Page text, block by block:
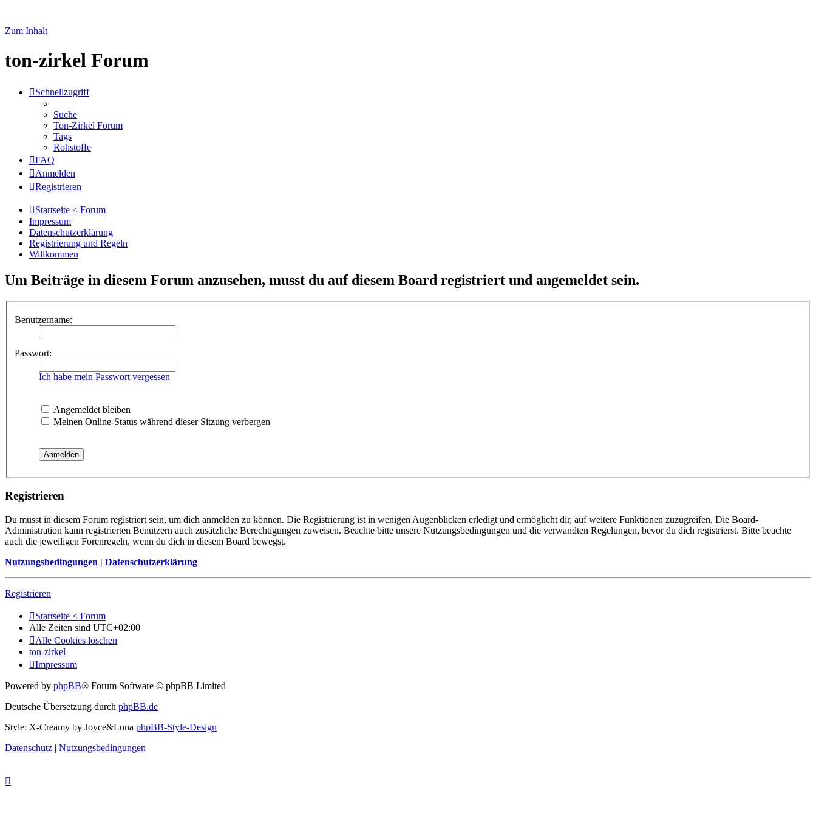
Zum Inhalt
ton-zirkel Forum
Schnellzugriff
Suche
Ton-Zirkel Forum
Tags
Rohstoffe
FAQ
Anmelden
Registrieren
Startseite < Forum
Impressum
Datenschutzerklärung
Registrierung und Regeln
Willkommen
Um Beiträge in diesem Forum anzusehen, musst du auf diesem Board registriert und angemeldet sein.
Benutzername:
Passwort:
Ich habe mein Passwort vergessen
Angemeldet bleiben
Meinen Online-Status während dieser Sitzung verbergen
Registrieren
Du musst in diesem Forum registriert sein, um dich anmelden zu können. Die Registrierung ist in wenigen Augenblicken erledigt und ermöglicht dir, auf weitere Funktionen zuzugreifen. Die Board-
Administration kann registrierten Benutzern auch zusätzliche Berechtigungen zuweisen. Beachte bitte unsere Nutzungsbedingungen und die verwandten Regelungen, bevor du dich registrierst. Bitte beachte
auch die jeweiligen Forenregeln, wenn du dich in diesem Board bewegst.
Nutzungsbedingungen | Datenschutzerklärung
Registrieren
Startseite < Forum
Alle Zeiten sind UTC+02:00
Alle Cookies löschen
ton-zirkel
Impressum
Powered by phpBB® Forum Software © phpBB Limited
Deutsche Übersetzung durch phpBB.de
Style: X-Creamy by Joyce&Luna phpBB-Style-Design
Datenschutz | Nutzungsbedingungen